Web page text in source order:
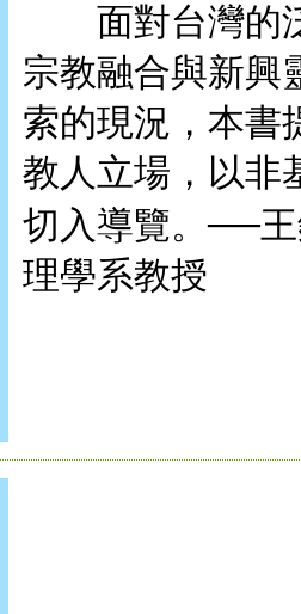
面對台灣的泛
宗教融合與新興
索的現況，本書
教人立場，以非
切入導覽。──
理學系教授